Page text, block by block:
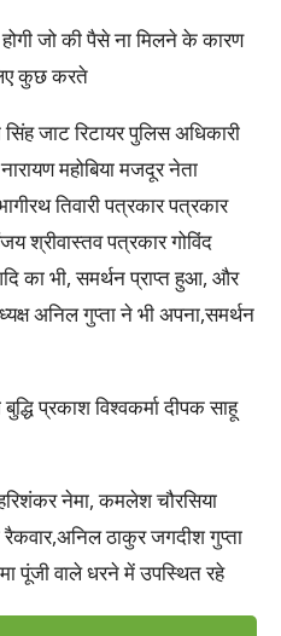
जो की पैसे ना मिलने के कारण
कुछ करते
जाट रिटायर पुलिस अधिकारी
महोबिया मजदूर नेता
तिवारी पत्रकार पत्रकार
श्रीवास्तव पत्रकार गोविंद
का भी, समर्थन प्राप्त हुआ, और
अनिल गुप्ता ने भी अपना,समर्थन
प्रकाश विश्वकर्मा दीपक साहू
नेमा, कमलेश चौरसिया
ठाकुर जगदीश गुप्ता
पूंजी वाले धरने में उपस्थित रहे